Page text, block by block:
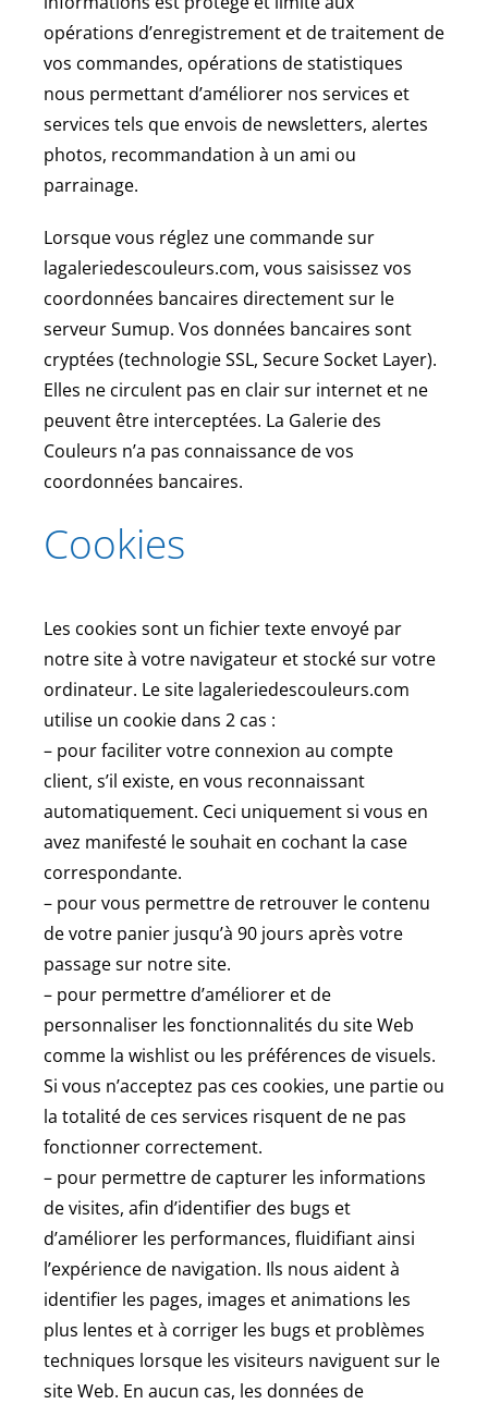
opérations d’enregistrement et de traitement de
vos commandes, opérations de statistiques
nous permettant d’améliorer nos services et
services tels que envois de newsletters, alertes
photos, recommandation à un ami ou
parrainage.
Lorsque vous réglez une commande sur
lagaleriedescouleurs.com, vous saisissez vos
coordonnées bancaires directement sur le
serveur Sumup. Vos données bancaires sont
cryptées (technologie SSL, Secure Socket Layer).
Elles ne circulent pas en clair sur internet et ne
peuvent être interceptées. La Galerie des
Couleurs n’a pas connaissance de vos
coordonnées bancaires.
Cookies
Les cookies sont un fichier texte envoyé par
notre site à votre navigateur et stocké sur votre
ordinateur. Le site lagaleriedescouleurs.com
utilise un cookie dans 2 cas :
– pour faciliter votre connexion au compte
client, s’il existe, en vous reconnaissant
automatiquement. Ceci uniquement si vous en
avez manifesté le souhait en cochant la case
correspondante.
– pour vous permettre de retrouver le contenu
de votre panier jusqu’à 90 jours après votre
passage sur notre site.
– pour permettre d’améliorer et de
personnaliser les fonctionnalités du site Web
comme la wishlist ou les préférences de visuels.
Si vous n’acceptez pas ces cookies, une partie ou
la totalité de ces services risquent de ne pas
fonctionner correctement.
– pour permettre de capturer les informations
de visites, afin d’identifier des bugs et
d’améliorer les performances, fluidifiant ainsi
l’expérience de navigation. Ils nous aident à
identifier les pages, images et animations les
plus lentes et à corriger les bugs et problèmes
techniques lorsque les visiteurs naviguent sur le
site Web. En aucun cas, les données de